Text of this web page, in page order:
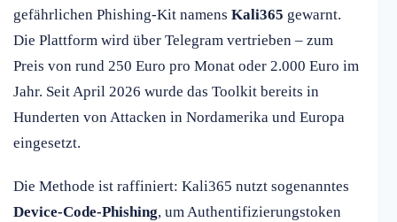
gefährlichen Phishing-Kit namens Kali365 gewarnt.
Die Plattform wird über Telegram vertrieben – zum
Preis von rund 250 Euro pro Monat oder 2.000 Euro im
Jahr. Seit April 2026 wurde das Toolkit bereits in
Hunderten von Attacken in Nordamerika und Europa
eingesetzt.
Die Methode ist raffiniert: Kali365 nutzt sogenanntes
Device-Code-Phishing, um Authentifizierungstoken